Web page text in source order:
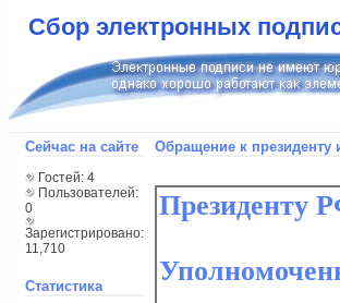
Сбор электронных
Сейчас на сайте
Гостей: 4
Пользователей:
0
Зарегистрировано:
11,710
Статистика
Обращение к президенту